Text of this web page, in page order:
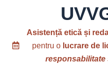
Asistență etică și
pentru o lucrare de
responsabilitate